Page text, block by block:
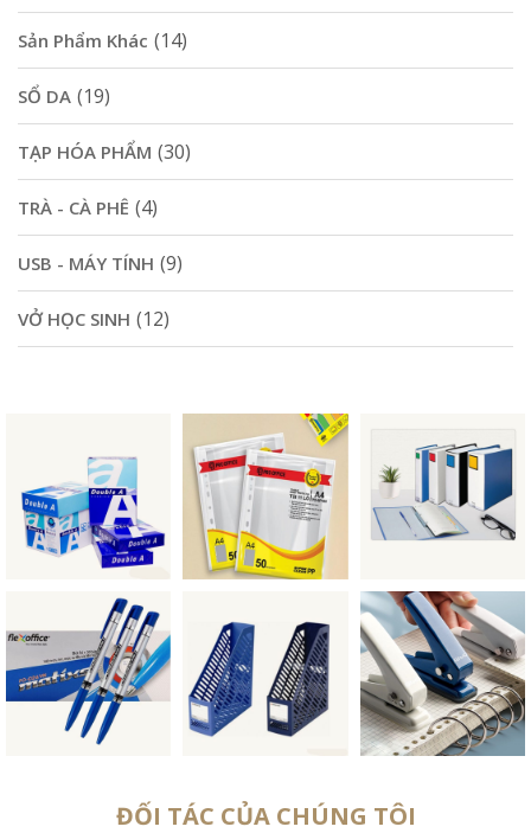
Sản Phẩm Khác (14)
SỔ DA (19)
TẠP HÓA PHẨM (30)
TRÀ - CÀ PHÊ (4)
USB - MÁY TÍNH (9)
VỞ HỌC SINH (12)
ĐỐI TÁC CỦA CHÚNG TÔI